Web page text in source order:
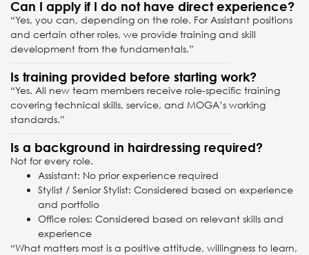
Can I apply if I do not have direct experience?
“Yes, you can, depending on the role. For Assistant positions
and certain other roles, we provide training and skill
development from the fundamentals.”
Is training provided before starting work?
“Yes. All new team members receive role-specific training
covering technical skills, service, and MOGA’s working
standards.”
Is a background in hairdressing required?
Not for every role.
Assistant: No prior experience required
Stylist / Senior Stylist: Considered based on experience
and portfolio
Office roles: Considered based on relevant skills and
experience
“What matters most is a positive attitude, willingness to learn,